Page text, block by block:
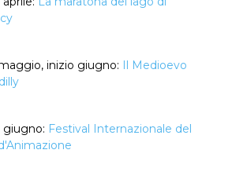
inizio giugno: Il Medioevo
giugno: Festival Internazionale del